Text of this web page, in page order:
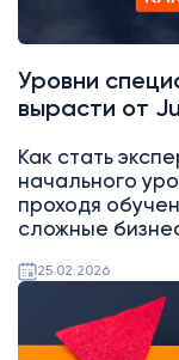
Уровни
вырасти от
Как стать
начального
проходя
сложные
25.02.2026
Битрикс24